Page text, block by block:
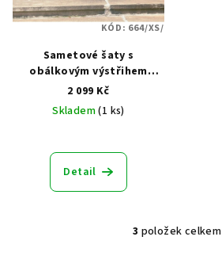
Sametové šaty s
obálkovým výstřihem
Dovey – smaragdově zelené
2 099 Kč
Skladem(1 ks)
Detail
KÓD: 664/XS/
O
3 položek celkem